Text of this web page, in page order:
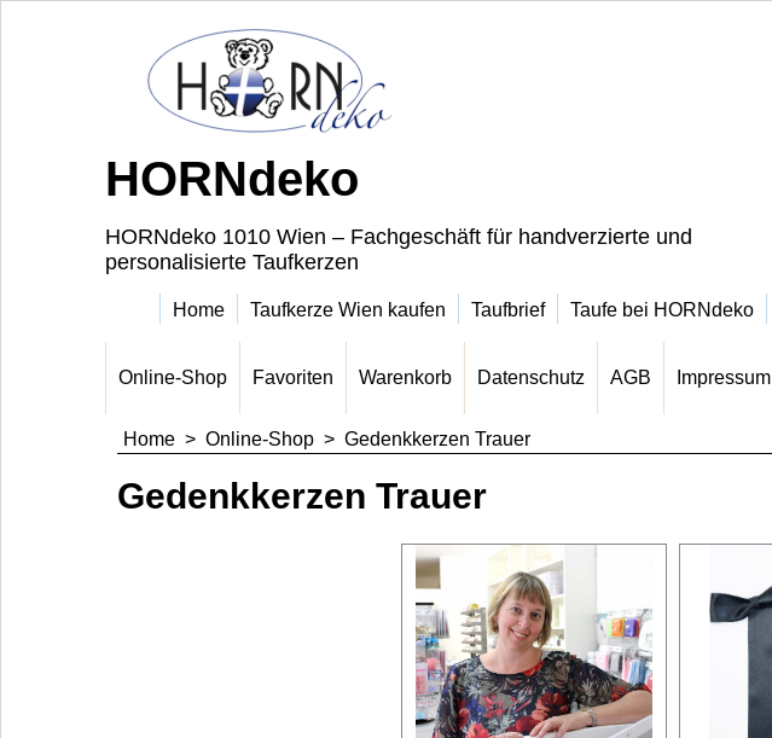
HORNdeko
HORNdeko 1010 Wien – Fachgeschäft für handverzierte und
personalisierte Taufkerzen
Home Taufkerze Wien kaufen Taufbrief Taufe bei HORNdeko
Online-Shop Favoriten Warenkorb Datenschutz AGB Impressum
Home > Online-Shop > Gedenkkerzen Trauer
Gedenkkerzen Trauer